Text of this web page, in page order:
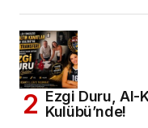
Ezgi Duru, Al-
Kulübü’nde!